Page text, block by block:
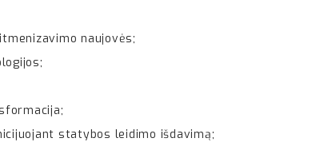
naujovės;
statybos leidimo išdavimą;